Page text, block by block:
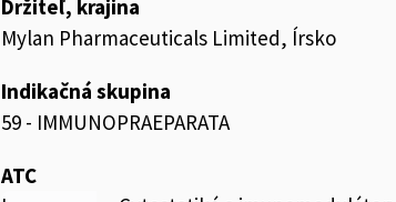
Držiteľ, krajina
Mylan Pharmaceuticals Limited, Írsko
Indikačná skupina
59 - IMMUNOPRAEPARATA
ATC